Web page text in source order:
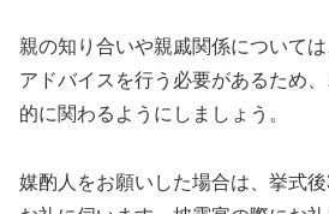
親の知り合いや親戚関係について
アドバイスを行う必要があるため
的に関わるようにしましょう。
媒酌人をお願いした場合は、挙式